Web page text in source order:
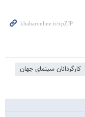
کارگردانان سینمای جهان